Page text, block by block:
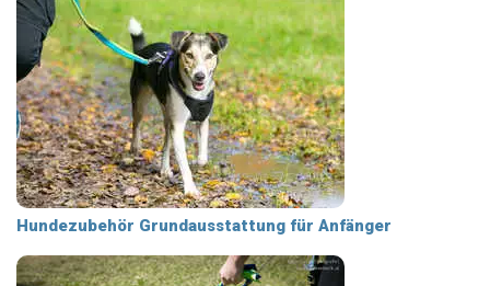
Hundezubehör Grundausstattung für Anfänger